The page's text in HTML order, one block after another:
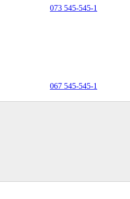
073 545-545-1
067 545-545-1